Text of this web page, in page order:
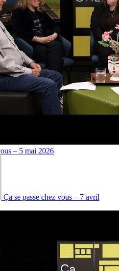
– 5 mai 2026
Ça se passe chez vous – 7 avril